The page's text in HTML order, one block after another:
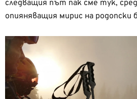
следващия път пак сме тук,
опияняващия мирис на родопски